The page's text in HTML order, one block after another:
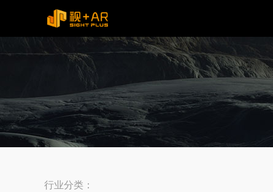
行业分类：